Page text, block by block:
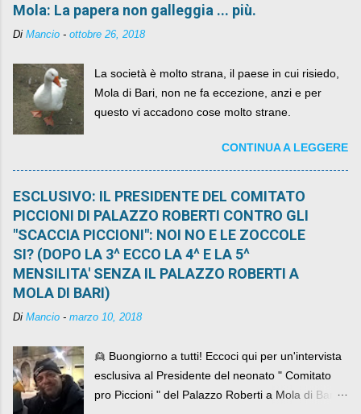
Mola: La papera non galleggia ... più.
Di Mancio - ottobre 26, 2018
La società è molto strana, il paese in cui risiedo,
Mola di Bari, non ne fa eccezione, anzi e per
questo vi accadono cose molto strane.
CONTINUA A LEGGERE
ESCLUSIVO: IL PRESIDENTE DEL COMITATO
PICCIONI DI PALAZZO ROBERTI CONTRO GLI
"SCACCIA PICCIONI": NOI NO E LE ZOCCOLE
SI? (DOPO LA 3^ ECCO LA 4^ E LA 5^
MENSILITA' SENZA IL PALAZZO ROBERTI A
MOLA DI BARI)
Di Mancio - marzo 10, 2018
👱 Buongiorno a tutti! Eccoci qui per un'intervista
esclusiva al Presidente del neonato " Comitato
pro Piccioni " del Palazzo Roberti a Mola di Bari ,